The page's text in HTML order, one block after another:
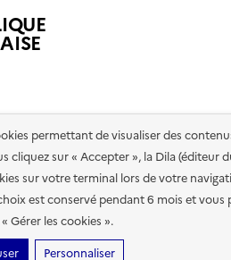
permettant de visualiser des
cliquez sur « Accepter », la Dila (éditeur
sur votre terminal lors de votre
est conservé pendant 6 mois et
Gérer les cookies ».
Personnaliser
Accessibilité : totalement conforme
Paramètres d'affichage